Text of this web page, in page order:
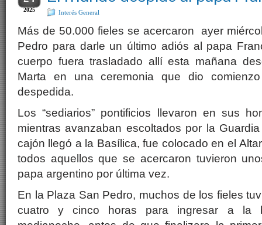
2025 Interés General
Más de 50.000 fieles se acercaron ayer
Pedro para darle un último adiós al papa
cuerpo fuera trasladado allí esta mañana
Marta en una ceremonia que dio
despedida.
Los “sediarios” pontificios llevaron en sus
mientras avanzaban escoltados por la
cajón llegó a la Basílica, fue colocado en el
todos aquellos que se acercaron tuvieron
papa argentino por última vez.
En la Plaza San Pedro, muchos de los fieles
cuatro y cinco horas para ingresar a la